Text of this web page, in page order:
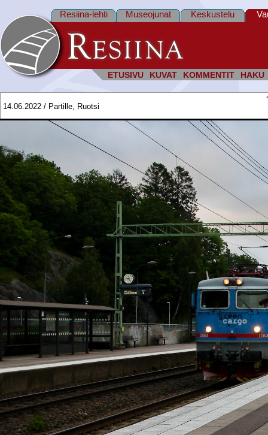
ETUSIVU KUVAT KOMMENTIT HAKU
Resiina-lehti Museojunat Keskustelu
14.06.2022 / Partille, Ruotsi